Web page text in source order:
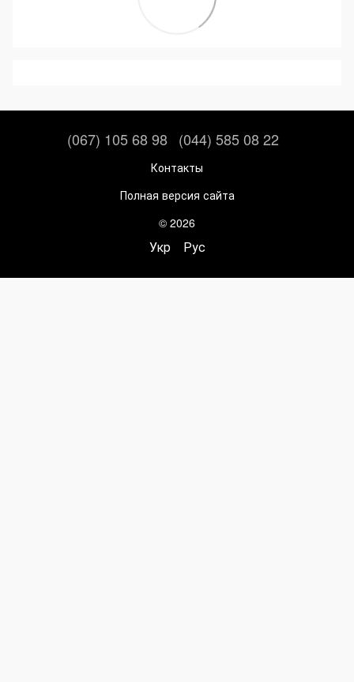
(067) 105 68 98 (044) 585 08 22
Контакты
Полная версия сайта
© 2026
Укр Рус